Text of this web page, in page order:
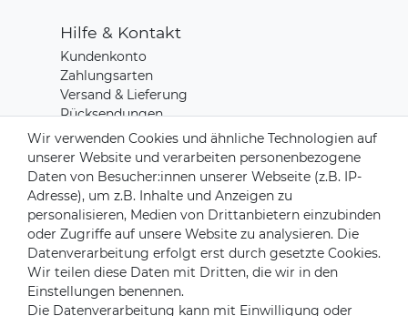
Hilfe & Kontakt
Kundenkonto
Zahlungsarten
Versand & Lieferung
Rücksendungen
Kontakt zu uns
Zahlungsanbieter
Versandpartner
Wir verwenden Cookies und ähnliche Technologien auf
unserer Website und verarbeiten personenbezogene
Daten von Besucher:innen unserer Webseite (z.B. IP-
Adresse), um z.B. Inhalte und Anzeigen zu
personalisieren, Medien von Drittanbietern einzubinden
oder Zugriffe auf unsere Website zu analysieren. Die
Datenverarbeitung erfolgt erst durch gesetzte Cookies.
Wir teilen diese Daten mit Dritten, die wir in den
Einstellungen benennen.
Die Datenverarbeitung kann mit Einwilligung oder